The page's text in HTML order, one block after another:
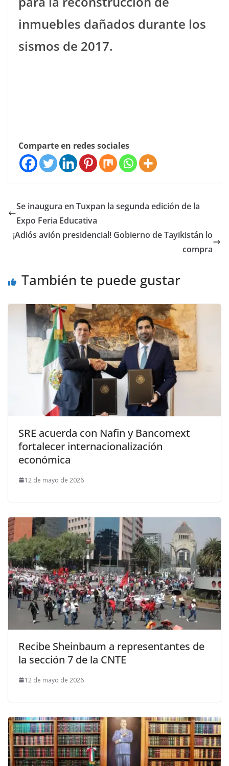
inmuebles dañados durante los
sismos de 2017.
Comparte en redes sociales
Se inaugura en Tuxpan la segunda edición de la
Expo Feria Educativa
¡Adiós avión presidencial! Gobierno de Tayikistán lo
compra
También te puede gustar
SRE acuerda con Nafin y Bancomext
fortalecer internacionalización
económica
12 de mayo de 2026
Recibe Sheinbaum a representantes de
la sección 7 de la CNTE
12 de mayo de 2026